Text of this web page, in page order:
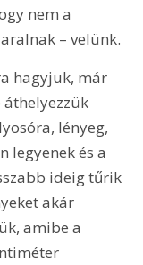
nem a
– velünk.
hagyjuk, már
áthelyezzük
lényeg,
legyenek és a
ideig tűrik
akár
amibe a